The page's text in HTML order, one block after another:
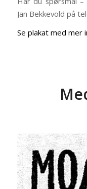
Jan Bekkevold på
Se plakat med mer